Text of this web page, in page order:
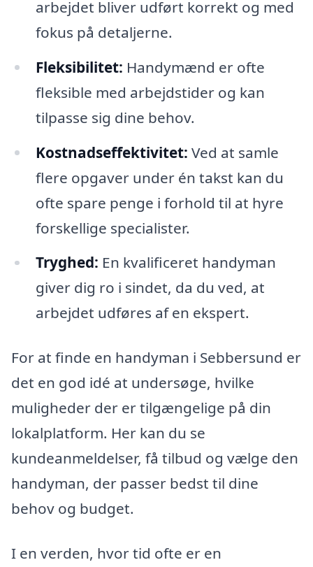
arbejdet bliver udført korrekt og med
fokus på detaljerne.
Fleksibilitet: Handymænd er ofte
fleksible med arbejdstider og kan
tilpasse sig dine behov.
Kostnadseffektivitet: Ved at samle
flere opgaver under én takst kan du
ofte spare penge i forhold til at hyre
forskellige specialister.
Tryghed: En kvalificeret handyman
giver dig ro i sindet, da du ved, at
arbejdet udføres af en ekspert.
For at finde en handyman i Sebbersund er
det en god idé at undersøge, hvilke
muligheder der er tilgængelige på din
lokalplatform. Her kan du se
kundeanmeldelser, få tilbud og vælge den
handyman, der passer bedst til dine
behov og budget.
I en verden, hvor tid ofte er en